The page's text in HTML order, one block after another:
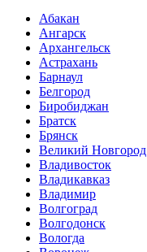
Абакан
Ангарск
Архангельск
Астрахань
Барнаул
Белгород
Биробиджан
Братск
Брянск
Великий Новгород
Владивосток
Владикавказ
Владимир
Волгоград
Волгодонск
Вологда